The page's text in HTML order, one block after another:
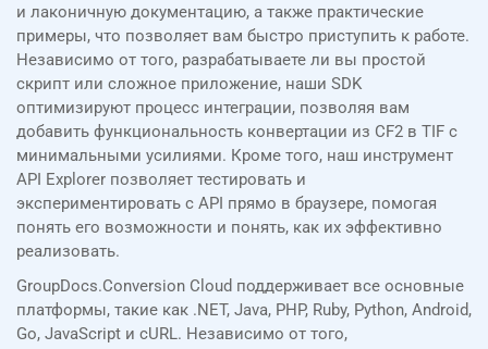
и лаконичную документацию, а также практические
примеры, что позволяет вам быстро приступить к работе.
Независимо от того, разрабатываете ли вы простой
скрипт или сложное приложение, наши SDK
оптимизируют процесс интеграции, позволяя вам
добавить функциональность конвертации из CF2 в TIF с
минимальными усилиями. Кроме того, наш инструмент
API Explorer позволяет тестировать и
экспериментировать с API прямо в браузере, помогая
понять его возможности и понять, как их эффективно
реализовать.
GroupDocs.Conversion Cloud поддерживает все основные
платформы, такие как .NET, Java, PHP, Ruby, Python, Android,
Go, JavaScript и cURL. Независимо от того,